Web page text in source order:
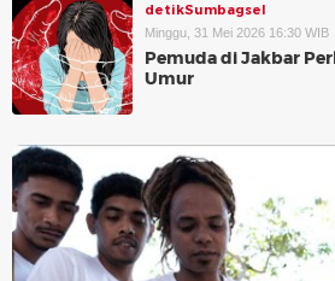
detikSumbagsel
Minggu, 31 Mei 2026 16:30 WIB
Pemuda di Jakbar
Umur